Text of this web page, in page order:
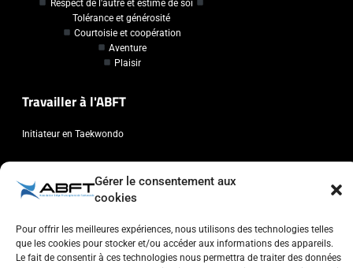
Gérer le consentement aux
cookies
Pour offrir les meilleures expériences, nous utilisons des technologies telles
que les cookies pour stocker et/ou accéder aux informations des appareils.
Le fait de consentir à ces technologies nous permettra de traiter des données
Respect de l'autre et estime de soi
Tolérance et générosité
Courtoisie et coopération
Aventure
Plaisir
Travailler à l'ABFT
Initiateur en Taekwondo
Association Belge Francophone de Taekwondo
Chaussée de Wavre, 2057 - 1160 Auderghem
info@abft.be